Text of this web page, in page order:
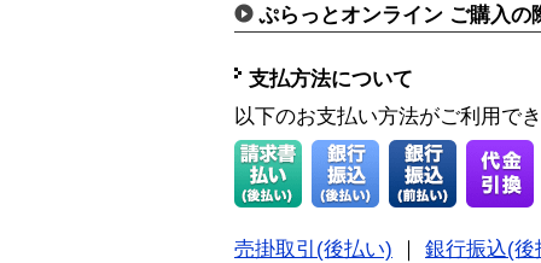
ぷらっとオンライン ご購入の
支払方法について
以下のお支払い方法がご利用で
売掛取引(後払い)
銀行振込(後